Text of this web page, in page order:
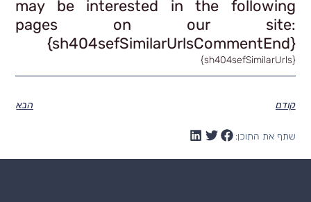
may be interested in the following
pages on our site:
{sh404sefSimilarUrlsCommentEnd}
{sh404sefSimilarUrls}
קודם הבא
שתף את התוכן: